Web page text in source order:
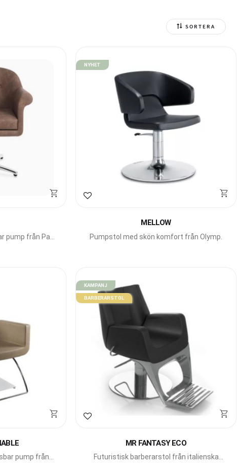
SORTERA
pump från Pahi
Lägg till i favoriter
MELLOW
Pumpstol med skön komfort från Olymp.
NYHET
pump från
Lägg till i favoriter
MR FANTASY ECO
Futuristisk barberarstol från italienska
KAMPANJ
BARBERARSTOL